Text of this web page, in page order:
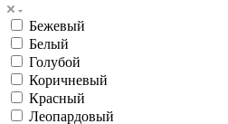
Бежевый
Белый
Голубой
Коричневый
Красный
Леопардовый